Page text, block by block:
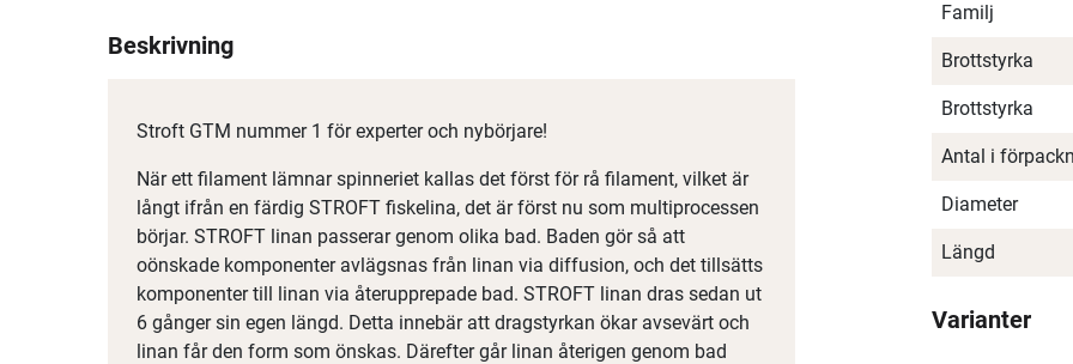
Beskrivning
Stroft GTM nummer 1 för experter och nybörjare!
När ett filament lämnar spinneriet kallas det först för rå filament, vilket är
långt ifrån en färdig STROFT fiskelina, det är först nu som multiprocessen
börjar. STROFT linan passerar genom olika bad. Baden gör så att
oönskade komponenter avlägsnas från linan via diffusion, och det tillsätts
komponenter till linan via återupprepade bad. STROFT linan dras sedan ut
6 gånger sin egen längd. Detta innebär att dragstyrkan ökar avsevärt och
linan får den form som önskas. Därefter går linan återigen genom bad
Familj
Brottstyrka
Brottstyrka
Antal i
Diameter
Längd
Varianter